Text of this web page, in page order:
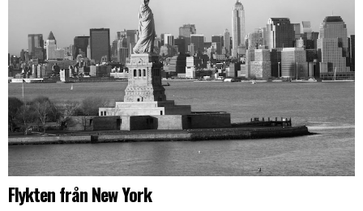
Flykten från New York